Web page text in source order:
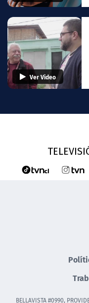
Ver Video
BELLAVISTA #0990,